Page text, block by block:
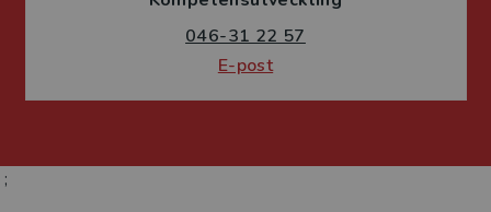
046-31 22 57
E-post
;